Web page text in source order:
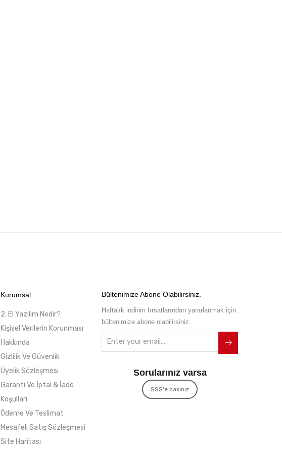
Kurumsal
2. El Yazılım Nedir?
Kişisel Verilerin Korunması
Hakkında
Gizlilik Ve Güvenlik
Üyelik Sözleşmesi
Garanti Ve İptal & İade
Koşulları
Ödeme Ve Teslimat
Mesafeli Satış Sözleşmesi
Site Haritası
Bültenimize Abone Olabilirsiniz.
Haftalık indirim fırsatlarından yararlanmak için
bültenimize abone olabilirsiniz.
Sorularınız varsa
SSS'e bakınız